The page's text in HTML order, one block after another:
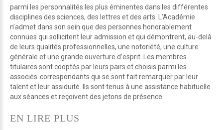
parmi les personnalités les plus éminentes dans les différentes
disciplines des sciences, des lettres et des arts. L’Académie
n’admet dans son sein que des personnes honorablement
connues qui sollicitent leur admission et qui démontrent, au-delà
de leurs qualités professionnelles, une notoriété, une culture
générale et une grande ouverture d’esprit. Les membres
titulaires sont cooptés par leurs pairs et choisis parmi les
associés-correspondants qui se sont fait remarquer par leur
talent et leur assiduité. Ils sont tenus à une assistance habituelle
aux séances et reçoivent des jetons de présence.
EN LIRE PLUS